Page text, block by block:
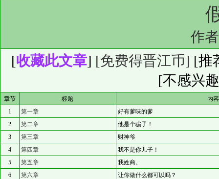
作
[收藏此文章] [免费得晋江币] [推
[不感兴
章节 标题
内
1
第一章
好有爹味的爹
2
第二章
他是个骗子！
3
第三章
财神爷
4
第四章
我不是你儿子！
5
第五章
我姓商。
6
第六章
让你做什么都可以吗？